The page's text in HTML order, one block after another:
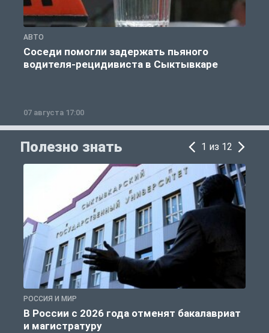
АВТО
Соседи помогли задержать пьяного
водителя-рецидивиста в Сыктывкаре
07 августа 17:00
Полезно знать 1 из 12
РОССИЯ И МИР
В России с 2026 года отменят бакалавриат
и магистратуру